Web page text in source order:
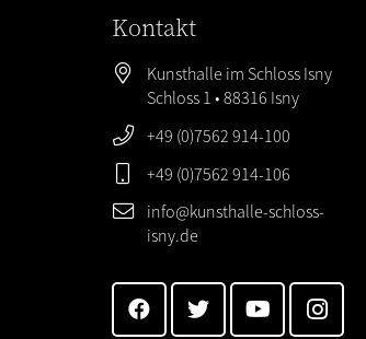
Kontakt
Kunsthalle im Schloss Isny
Schloss 1 • 88316 Isny
+49 (0)7562 914-100
+49 (0)7562 914-106
info@kunsthalle-schloss-
isny.de